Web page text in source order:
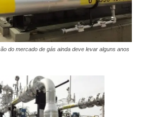
do mercado de gás ainda deve levar alguns anos